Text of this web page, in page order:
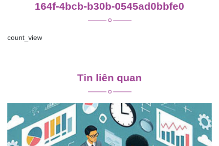
164f-4bcb-b30b-0545ad0bbfe0
count_view
viết
Tin liên quan